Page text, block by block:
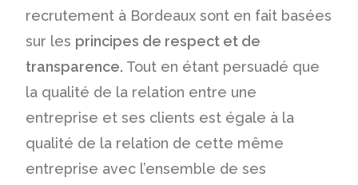
recrutement à Bordeaux sont en fait basées
sur les principes de respect et de
transparence. Tout en étant persuadé que
la qualité de la relation entre une
entreprise et ses clients est égale à la
qualité de la relation de cette même
entreprise avec l’ensemble de ses